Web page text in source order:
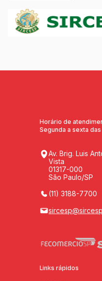
Horário de
Segunda a sexta das
Av. Brig. Luis
Vista
01317-000
São Paulo/SP
(11) 3188-7700
Links rápidos